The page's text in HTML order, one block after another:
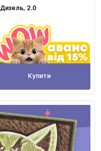
Дизель, 2.0
Купити